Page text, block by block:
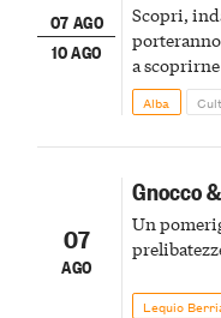
07 AGO
10 AGO
Scopri,
a
Alba
07
AGO
Gnocco
Un
Lequio